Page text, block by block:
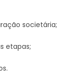
societária;
etapas;